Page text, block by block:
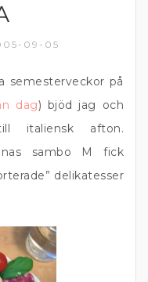
09-05
semesterveckor på
dag) bjöd jag och
italiensk afton.
sambo M fick
delikatesser